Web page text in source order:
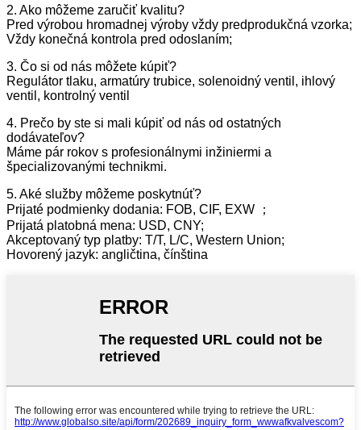
2. Ako môžeme zaručiť kvalitu?
Pred výrobou hromadnej výroby vždy predprodukčná vzorka;
Vždy konečná kontrola pred odoslaním;
3. Čo si od nás môžete kúpiť?
Regulátor tlaku, armatúry trubice, solenoidný ventil, ihlový
ventil, kontrolný ventil
4. Prečo by ste si mali kúpiť od nás od ostatných
dodávateľov?
Máme pár rokov s profesionálnymi inžiniermi a
špecializovanými technikmi.
5. Aké služby môžeme poskytnúť?
Prijaté podmienky dodania: FOB, CIF, EXW ；
Prijatá platobná mena: USD, CNY;
Akceptovaný typ platby: T/T, L/C, Western Union;
Hovorený jazyk: angličtina, čínština